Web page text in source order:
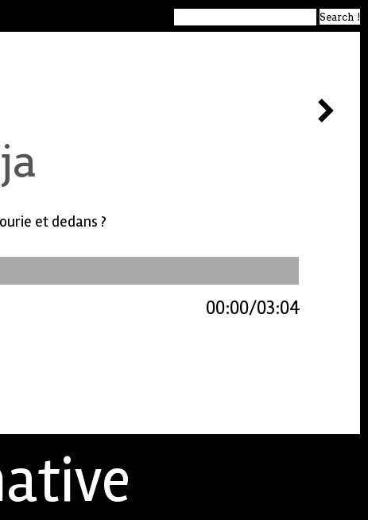
et dedans ?
03:04
00:00